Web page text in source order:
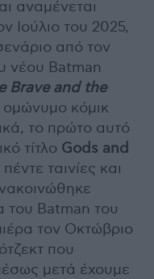
αναμένεται
Ιούλιο του 2025,
από τον
νέου Batman
Brave and the
ομώνυμο κόμικ
το πρώτο αυτό
τίτλο Gods and
ταινίες και
του Batman του
τον Οκτώβριο
που
μετά έχουμε